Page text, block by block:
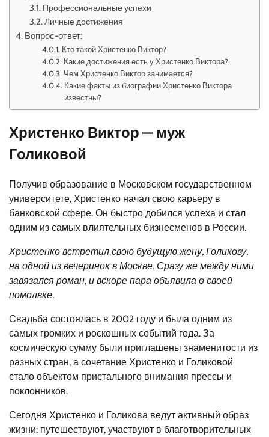
Профессиональные успехи
Личные достижения
Вопрос-ответ:
Кто такой Христенко Виктор?
Какие достижения есть у Христенко Виктора?
Чем Христенко Виктор занимается?
Какие факты из биографии Христенко Виктора
известны?
Христенко Виктор — муж
Голиковой
Получив образование в Московском государственном
университете, Христенко начал свою карьеру в
банковской сфере. Он быстро добился успеха и стал
одним из самых влиятельных бизнесменов в России.
Христенко встретил свою будущую жену, Голикову,
на одной из вечеринок в Москве. Сразу же между ними
завязался роман, и вскоре пара объявила о своей
помолвке.
Свадьба состоялась в 2002 году и была одним из
самых громких и роскошных событий года. За
космическую сумму были приглашены знаменитости из
разных стран, а сочетание Христенко и Голиковой
стало объектом пристального внимания прессы и
поклонников.
Сегодня Христенко и Голикова ведут активный образ
жизни: путешествуют, участвуют в благотворительных